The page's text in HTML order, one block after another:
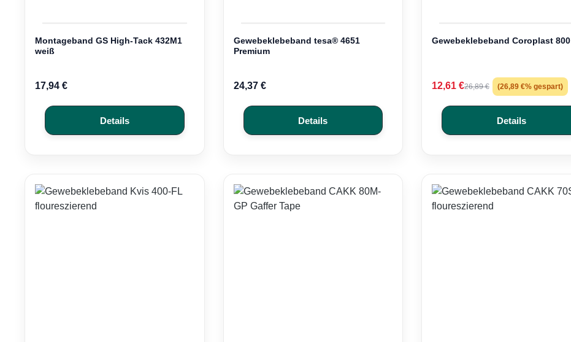
Montageband GS High-Tack 432M1
weiß
17,94 €
Details
Gewebeklebeband tesa® 4651
Premium
24,37 €
Details
Gewebeklebeband Coroplast 800
12,61 €26,89 € (26,89 €% gespart)
Details